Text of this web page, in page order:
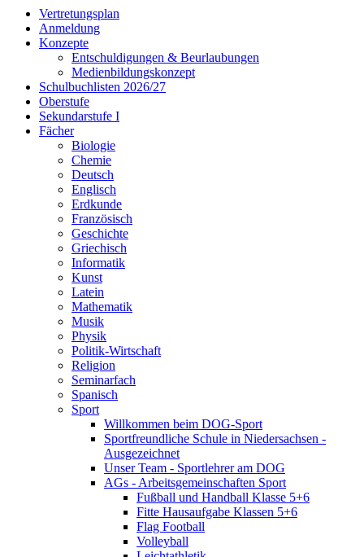
Vertretungsplan
Anmeldung
Konzepte
Entschuldigungen & Beurlaubungen
Medienbildungskonzept
Schulbuchlisten 2026/27
Oberstufe
Sekundarstufe I
Fächer
Biologie
Chemie
Deutsch
Englisch
Erdkunde
Französisch
Geschichte
Griechisch
Informatik
Kunst
Latein
Mathematik
Musik
Physik
Politik-Wirtschaft
Religion
Seminarfach
Spanisch
Sport
Willkommen beim DOG-Sport
Sportfreundliche Schule in Niedersachsen -
Ausgezeichnet
Unser Team - Sportlehrer am DOG
AGs - Arbeitsgemeinschaften Sport
Fußball und Handball Klasse 5+6
Fitte Hausaufgabe Klassen 5+6
Flag Football
Volleyball